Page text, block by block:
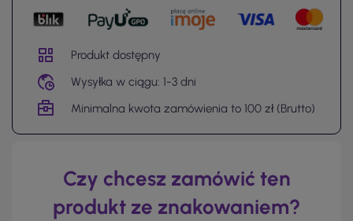
Produkt dostępny
Wysyłka w ciągu: 1-3 dni
Minimalna kwota zamówienia to 100 zł (Brutto)
Czy chcesz zamówić ten
produkt ze znakowaniem?